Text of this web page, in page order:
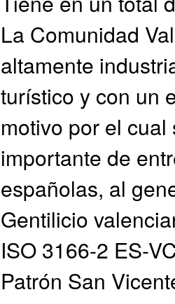
La Comunidad
altamente
turístico y con un
motivo por el
importante de
españolas, al
Gentilicio
ISO 3166-2 ES-
Patrón San